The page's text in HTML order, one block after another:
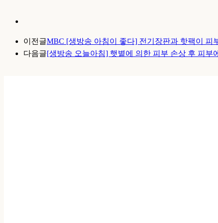
이전글MBC [생방송 아침이 좋다] 전기장판과 핫팩이 피
다음글[생방송 오늘아침] 햇볕에 의한 피부 손상 후 피부